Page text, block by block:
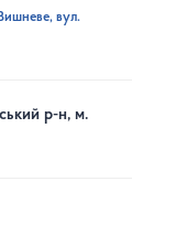
вул.
р-н, м.